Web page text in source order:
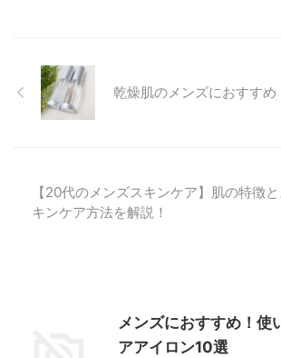
乾燥肌のメンズにおすすめ
【20代のメンズスキンケア】肌の特徴と
キンケア方法を解説！
メンズにおすすめ！使
アアイロン10選